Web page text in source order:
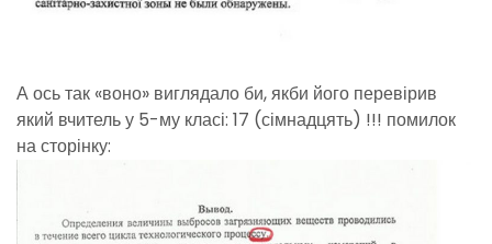
А ось так «воно» виглядало би, якби його перевірив
який вчитель у 5-му класі: 17 (сімнадцять) !!! помилок
на сторінку: